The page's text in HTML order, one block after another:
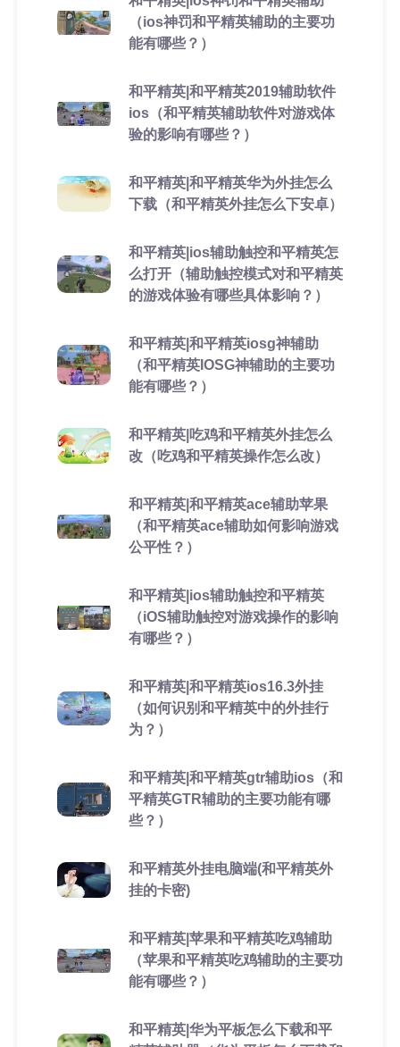
（ios神罚和平精英辅助的主要功
能有哪些？）
和平精英|和平精英2019辅助软件
ios（和平精英辅助软件对游戏体
验的影响有哪些？）
和平精英|和平精英华为外挂怎么
下载（和平精英外挂怎么下安卓）
和平精英|ios辅助触控和平精英怎
么打开（辅助触控模式对和平精英
的游戏体验有哪些具体影响？）
和平精英|和平精英iosg神辅助
（和平精英IOSG神辅助的主要功
能有哪些？）
和平精英|吃鸡和平精英外挂怎么
改（吃鸡和平精英操作怎么改）
和平精英|和平精英ace辅助苹果
（和平精英ace辅助如何影响游戏
公平性？）
和平精英|ios辅助触控和平精英
（iOS辅助触控对游戏操作的影响
有哪些？）
和平精英|和平精英ios16.3外挂
（如何识别和平精英中的外挂行
为？）
和平精英|和平精英gtr辅助ios（和
平精英GTR辅助的主要功能有哪
些？）
和平精英外挂电脑端(和平精英外
挂的卡密)
和平精英|苹果和平精英吃鸡辅助
（苹果和平精英吃鸡辅助的主要功
能有哪些？）
和平精英|华为平板怎么下载和平